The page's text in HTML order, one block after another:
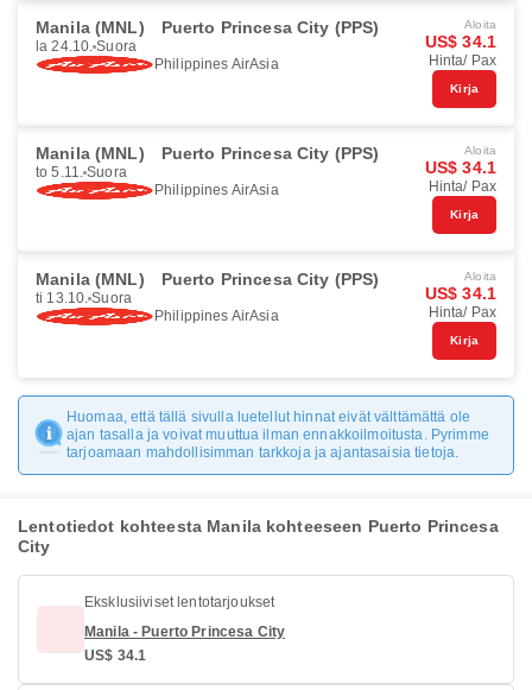
Manila (MNL) Puerto Princesa City (PPS)
la 24.10. Suora
Philippines AirAsia
Aloita
US$ 34.1
Hinta/ Pax
Kirja
Manila (MNL) Puerto Princesa City (PPS)
to 5.11. Suora
Philippines AirAsia
Aloita
US$ 34.1
Hinta/ Pax
Kirja
Manila (MNL) Puerto Princesa City (PPS)
ti 13.10. Suora
Philippines AirAsia
Aloita
US$ 34.1
Hinta/ Pax
Kirja
Huomaa, että tällä sivulla luetellut hinnat eivät välttämättä ole
ajan tasalla ja voivat muuttua ilman ennakkoilmoitusta. Pyrimme
tarjoamaan mahdollisimman tarkkoja ja ajantasaisia tietoja.
Lentotiedot kohteesta Manila kohteeseen Puerto Princesa
City
Eksklusiiviset lentotarjoukset
Manila - Puerto Princesa City
US$ 34.1